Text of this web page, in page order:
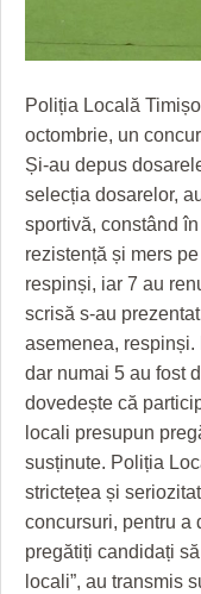
JUSTITIE
FILME
CLIPURI VIDEO
JOCURI ONLINE
DIVERSE
FARMACII DIN
HARTA
LICEE, ŞCOLI ŞI
PRIMĂRIILE DIN
SFATUL
Poliția Locală
octombrie, un
Și-au depus
selecția dosarelor,
sportivă, constând
rezistență și mers
respinși, iar 7 au
scrisă s-au
asemenea,
dar numai 5 au fost
dovedește că
locali presupun
susținute. Poliția
strictețea și
concursuri, pentru a
pregătiți candidați
locali”, au transmis